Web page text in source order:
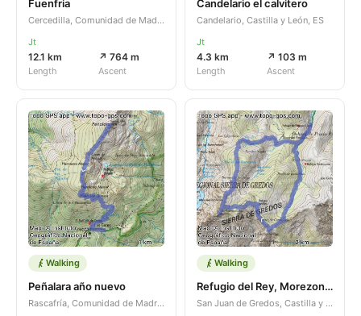
Fuenfria
Cercedilla, Comunidad de Madrid, ES
Jt
12.1 km
Length
↗ 764 m
Ascent
Candelario el calvitero
Candelario, Castilla y León, ES
Jt
4.3 km
Length
↗ 103 m
Ascent
Walking
Peñalara año nuevo
Rascafría, Comunidad de Madrid, ES
Walking
Refugio del Rey, Morezon desde plataforma
San Juan de Gredos, Castilla y León, ES